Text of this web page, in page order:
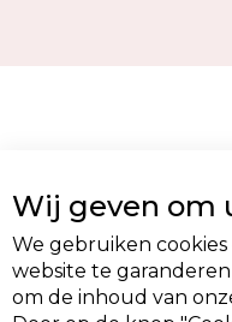
Wij geven om
We gebruiken
website te
om de inhoud van